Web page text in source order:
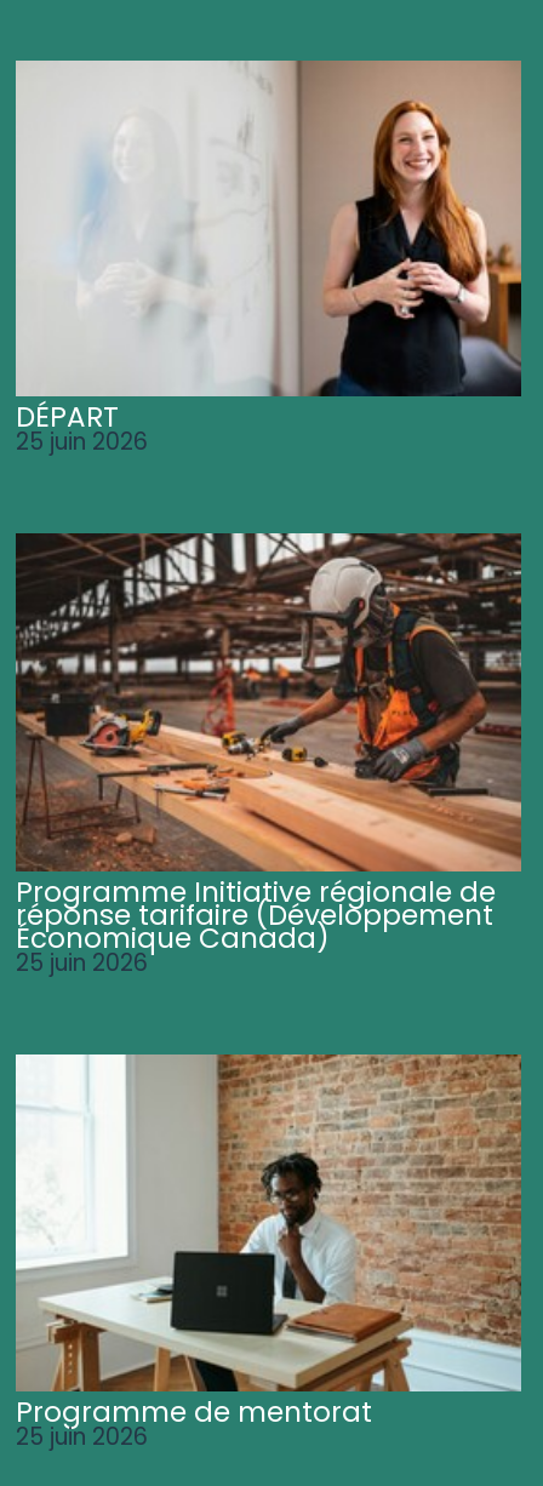
DÉPART
25 juin 2026
Programme Initiative régionale de
réponse tarifaire (Développement
Économique Canada)
25 juin 2026
Programme de mentorat
25 juin 2026